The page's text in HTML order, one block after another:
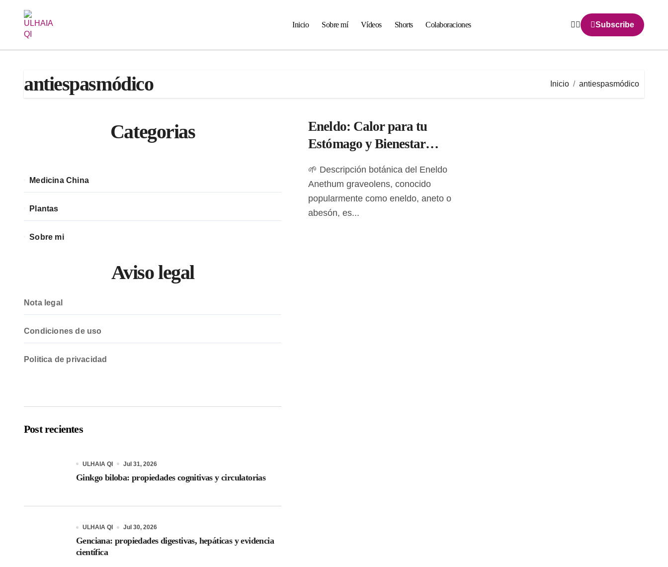
contenido
Inicio Sobre mí Vídeos Shorts Colaboraciones Subscribe
antiespasmódico Inicio antiespasmódico
Categorias
Medicina China
Plantas
Sobre mi
Aviso legal
Nota legal
Condiciones de uso
Politica de privacidad
Post recientes
ULHAIA QI Jul 31, 2026
Ginkgo biloba: propiedades cognitivas y circulatorias
ULHAIA QI Jul 30, 2026
Genciana: propiedades digestivas, hepáticas y evidencia
científica
Eneldo: Calor para tu
Estómago y Bienestar
🌱 Descripción botánica del Eneldo
Anethum graveolens, conocido
popularmente como eneldo, aneto o
abesón, es...